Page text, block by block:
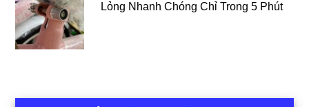
Lỏng Nhanh Chóng Chỉ Trong 5 Phút